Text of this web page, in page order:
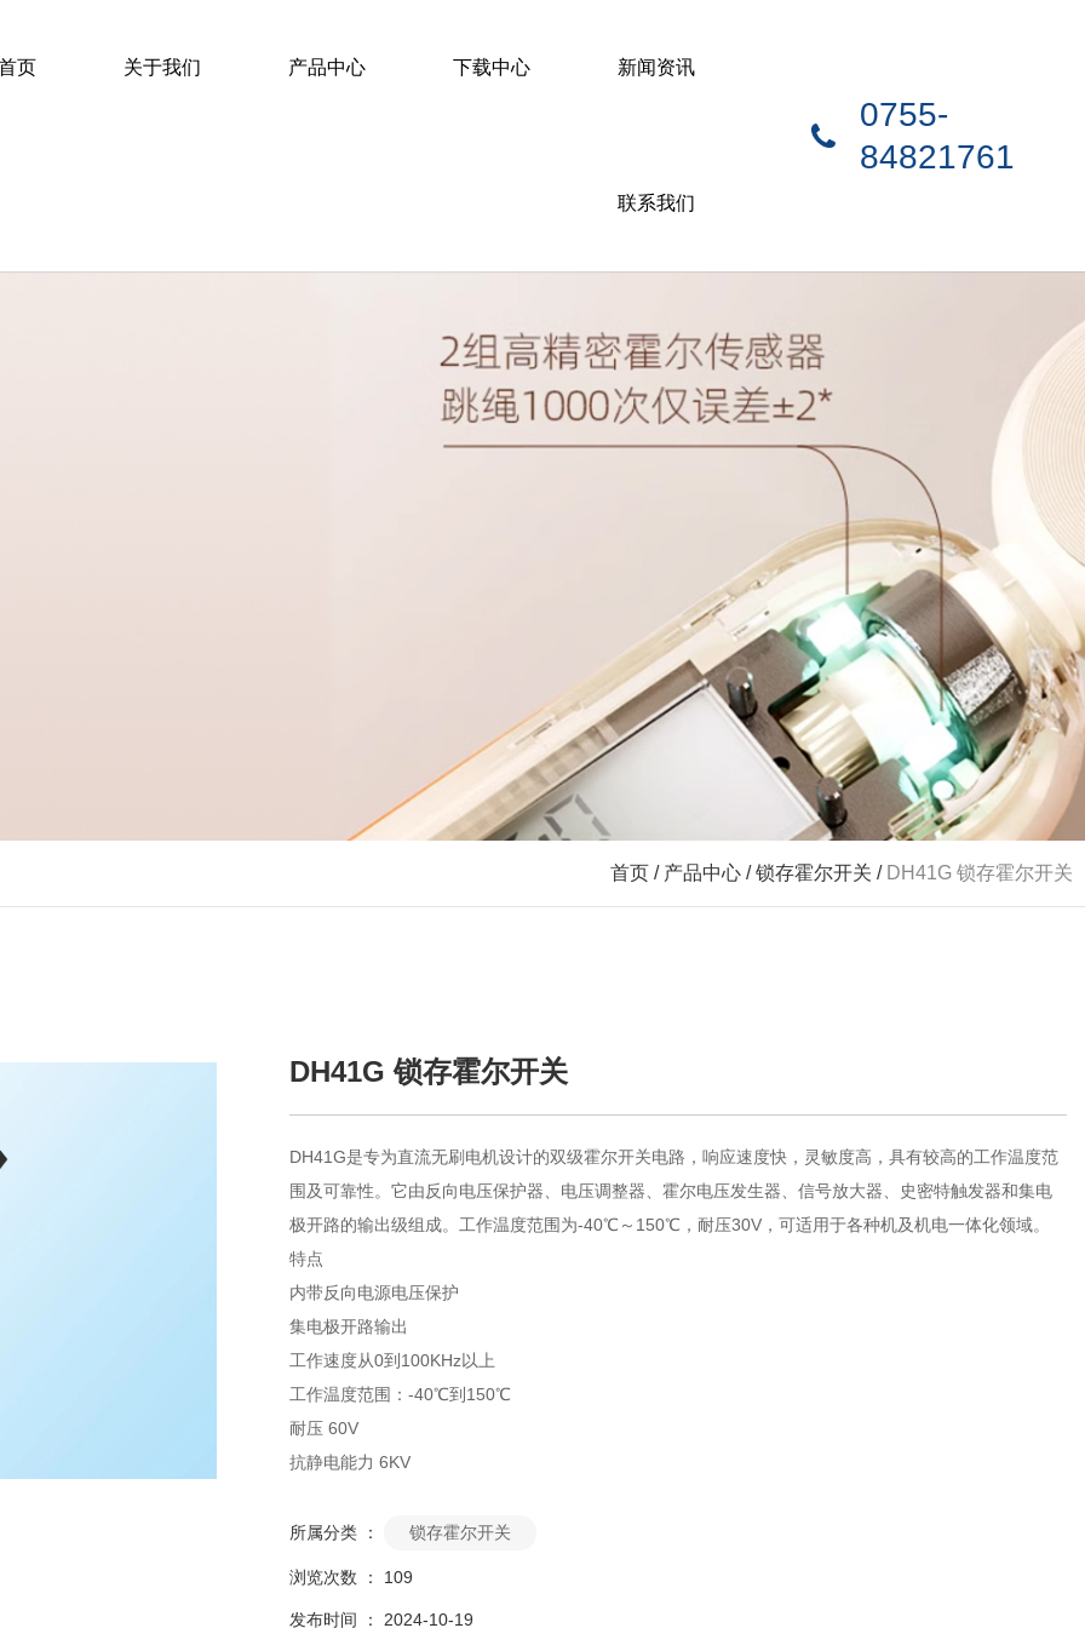
页 关于我们 产品中心 下载中心 新闻资讯
联系我们
0755-
84821761
首页 / 产品中心 /锁存霍尔开关 / DH41G 锁存霍尔开关
DH41G 锁存霍尔开关
DH41G是专为直流无刷电机设计的双级霍尔开关电路，响应速度快，灵敏度高，具有较高的工作温度范
围及可靠性。它由反向电压保护器、电压调整器、霍尔电压发生器、信号放大器、史密特触发器和集电
极开路的输出级组成。工作温度范围为-40℃～150℃，耐压30V，可适用于各种机及机电一体化领域。
特点
内带反向电源电压保护
集电极开路输出
工作速度从0到100KHz以上
工作温度范围：-40℃到150℃
耐压 60V
抗静电能力 6KV
所属分类 ： 锁存霍尔开关
浏览次数 ： 109
发布时间 ： 2024-10-19